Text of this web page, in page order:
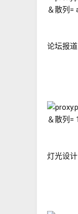
论坛报道
灯光设计